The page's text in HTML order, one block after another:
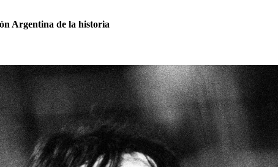
Argentina de la historia